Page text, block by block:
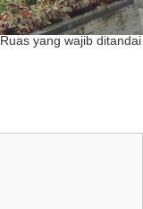
Ruas yang wajib ditandai